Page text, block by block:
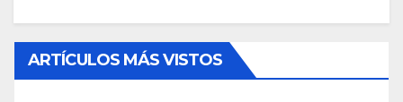
ARTÍCULOS MÁS VISTOS